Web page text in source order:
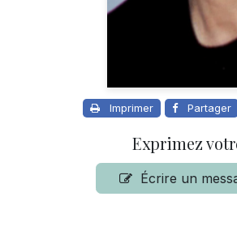
Imprimer Partager
Exprimez
Écrire un